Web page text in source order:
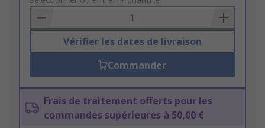
Basket
Vérifier les dates de livraison
Commander
Frais de traitement offerts pour les
commandes supérieures à 50,00 €